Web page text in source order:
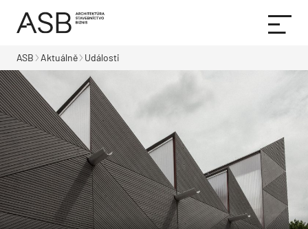
ASB Aktuálně Události